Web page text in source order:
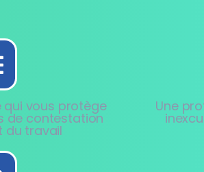
qui vous protège
de contestation
du travail
Une